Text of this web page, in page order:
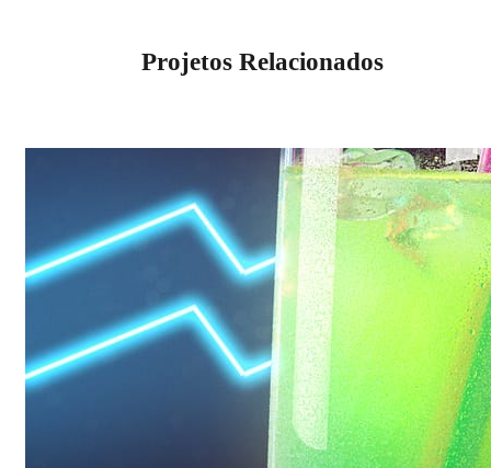
Projetos Relacionados